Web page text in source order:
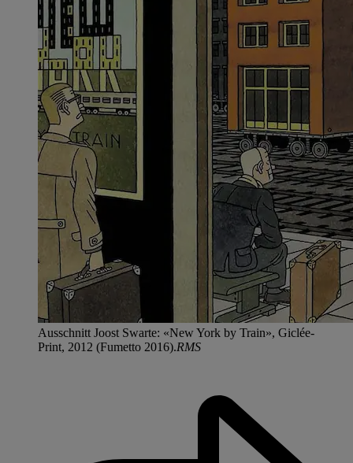
Ausschnitt Joost Swarte: «New York by Train», Giclée-
Print, 2012 (Fumetto 2016).RMS